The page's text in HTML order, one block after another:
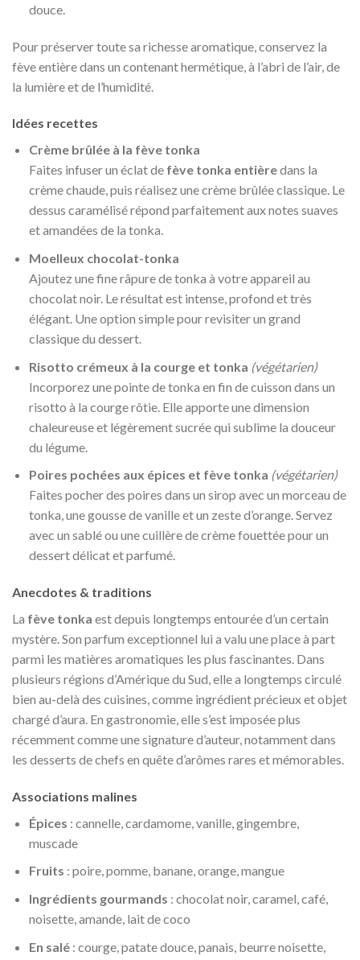
douce.
Pour préserver toute sa richesse aromatique, conservez la
fève entière dans un contenant hermétique, à l’abri de l’air, de
la lumière et de l’humidité.
Idées recettes
Crème brûlée à la fève tonka
Faites infuser un éclat de fève tonka entièredans la
crème chaude, puis réalisez une crème brûlée classique. Le
dessus caramélisé répond parfaitement aux notes suaves
et amandées de la tonka.
Moelleux chocolat-tonka
Ajoutez une fine râpure de tonka à votre appareil au
chocolat noir. Le résultat est intense, profond et très
élégant. Une option simple pour revisiter un grand
classique du dessert.
Risotto crémeux à la courge et tonka (végétarien)
Incorporez une pointe de tonka en fin de cuisson dans un
risotto à la courge rôtie. Elle apporte une dimension
chaleureuse et légèrement sucrée qui sublime la douceur
du légume.
Poires pochées aux épices et fève tonka (végétarien)
Faites pocher des poires dans un sirop avec un morceau de
tonka, une gousse de vanille et un zeste d’orange. Servez
avec un sablé ou une cuillère de crème fouettée pour un
dessert délicat et parfumé.
Anecdotes & traditions
La fève tonka est depuis longtemps entourée d’un certain
mystère. Son parfum exceptionnel lui a valu une place à part
parmi les matières aromatiques les plus fascinantes. Dans
plusieurs régions d’Amérique du Sud, elle a longtemps circulé
bien au-delà des cuisines, comme ingrédient précieux et objet
chargé d’aura. En gastronomie, elle s’est imposée plus
récemment comme une signature d’auteur, notamment dans
les desserts de chefs en quête d’arômes rares et mémorables.
Associations malines
Épices : cannelle, cardamome, vanille, gingembre,
muscade
Fruits : poire, pomme, banane, orange, mangue
Ingrédients gourmands : chocolat noir, caramel, café,
noisette, amande, lait de coco
En salé: courge, patate douce, panais, beurre noisette,